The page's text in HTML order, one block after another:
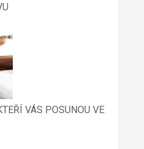
VÁS POSUNOU VE